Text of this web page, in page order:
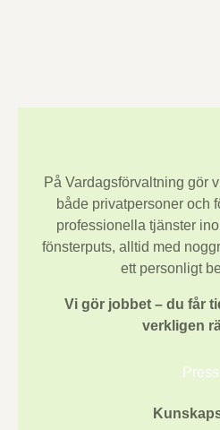
På Vardagsförvaltning gör
både privatpersoner och
professionella tjänster
fönsterputs, alltid med
ett personligt
Vi gör jobbet – du får
verkligen
Press